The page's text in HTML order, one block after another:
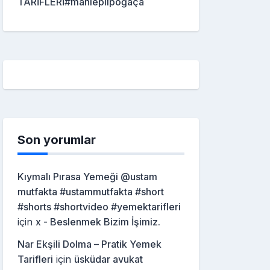
Son yorumlar
Kıymalı Pırasa Yemeği @ustam
mutfakta #ustammutfakta #short
#shorts #shortvideo #yemektarifleri
için x - Beslenmek Bizim İşimiz.
Nar Ekşili Dolma – Pratik Yemek
Tarifleri için üsküdar avukat